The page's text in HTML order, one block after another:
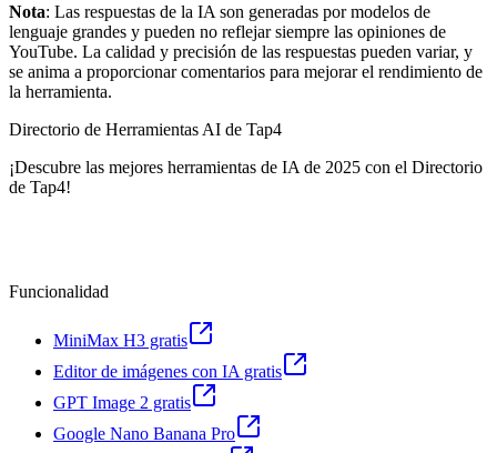
Nota: Las respuestas de la IA son generadas por modelos de
lenguaje grandes y pueden no reflejar siempre las opiniones de
YouTube. La calidad y precisión de las respuestas pueden variar, y
se anima a proporcionar comentarios para mejorar el rendimiento de
la herramienta.
Directorio de Herramientas AI de Tap4
¡Descubre las mejores herramientas de IA de 2025 con el Directorio
de Tap4!
Funcionalidad
MiniMax H3 gratis
Editor de imágenes con IA gratis
GPT Image 2 gratis
Google Nano Banana Pro